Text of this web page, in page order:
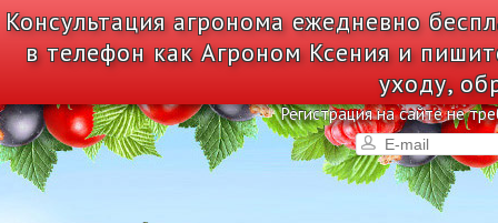
Консультация агронома ежедневно
в телефон как Агроном Ксения и
уходу,
Регистрация на сайте не